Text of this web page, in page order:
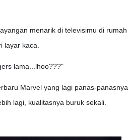
menarik di televisimu di rumah
layar kaca.
lama...lhoo???"
Marvel yang lagi panas-panasnya,
lagi, kualitasnya buruk sekali.